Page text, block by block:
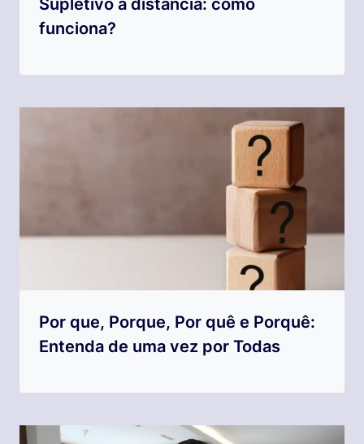
Supletivo a distância: como
funciona?
Por que, Porque, Por quê e Porquê:
Entenda de uma vez por Todas